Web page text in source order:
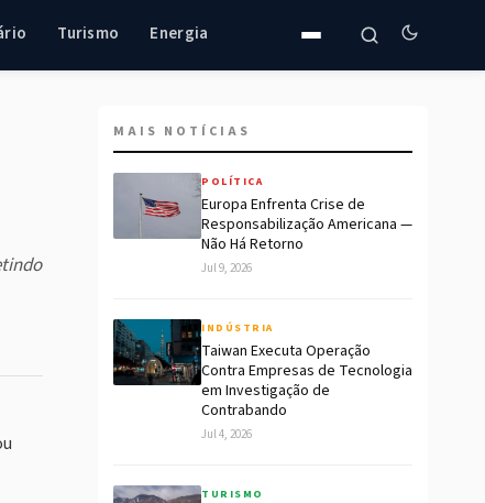
Turismo Energia
MAIS NOTÍCIAS
POLÍTICA
Europa Enfrenta Crise de
Responsabilização Americana —
Não Há Retorno
Jul 9, 2026
INDÚSTRIA
Taiwan Executa Operação
Contra Empresas de Tecnologia
em Investigação de
Contrabando
Jul 4, 2026
TURISMO